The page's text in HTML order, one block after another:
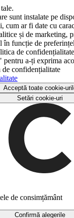
sunt instalate pe
cum ar fi date cu
și de marketing,
în funcție de
de
a-ți exprima
confidențialitate
Acceptă toate cookie-
Setări cookie-uri
de consimțământ
Confirmă alegerile